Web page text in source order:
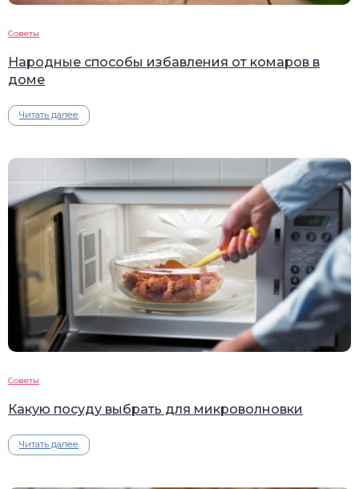
Советы
Народные способы избавления от комаров в
доме
Читать далее
Советы
Какую посуду выбрать для микроволновки
Читать далее